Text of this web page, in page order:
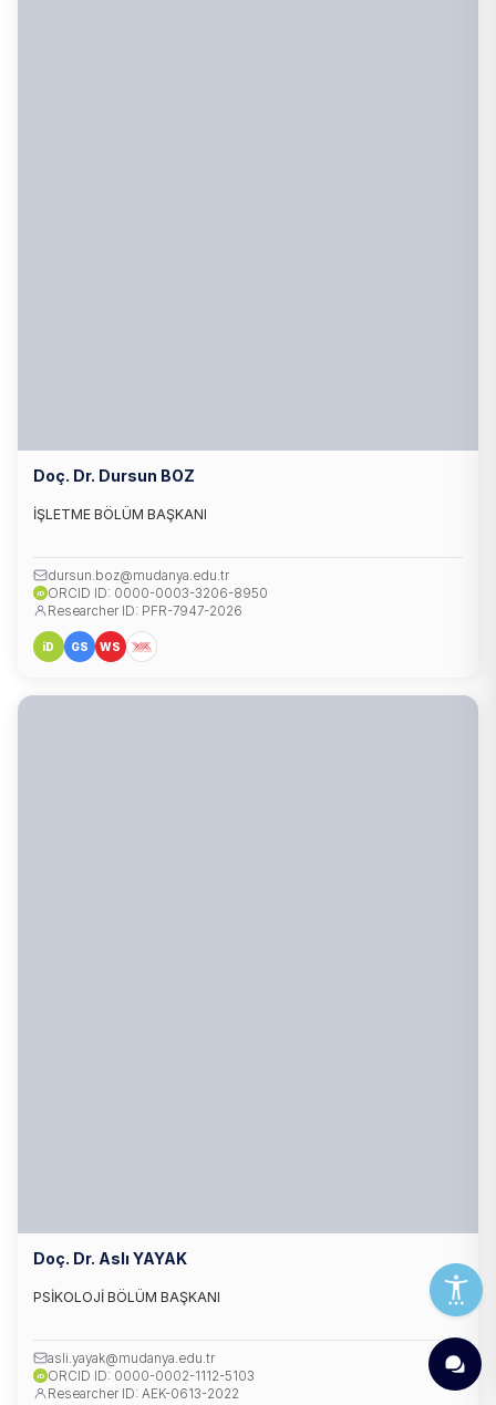
Doç. Dr. Dursun BOZ
İŞLETME BÖLÜM BAŞKANI
dursun.boz@mudanya.edu.tr
iD ORCID ID: 0000-0003-3206-8950
Researcher ID: PFR-7947-2026
iD GS WS
Doç. Dr. Aslı YAYAK
PSİKOLOJİ BÖLÜM BAŞKANI
asli.yayak@mudanya.edu.tr
iD ORCID ID: 0000-0002-1112-5103
Researcher ID: AEK-0613-2022